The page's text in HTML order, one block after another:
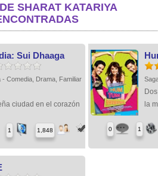
SHARAT KATARIYA
Sui Dhaaga
- Comedia, Drama, Familiar
ciudad en el corazón
1 1,848
la
0 1